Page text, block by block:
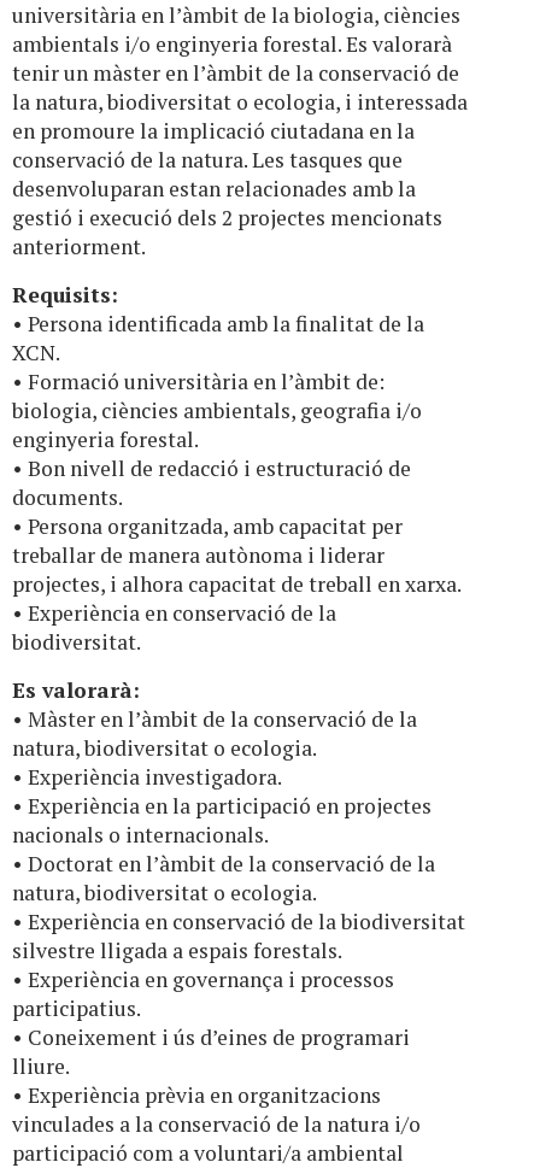
universitària en l’àmbit de la biologia, ciències
ambientals i/o enginyeria forestal. Es valorarà
tenir un màster en l’àmbit de la conservació de
la natura, biodiversitat o ecologia, i interessada
en promoure la implicació ciutadana en la
conservació de la natura. Les tasques que
desenvoluparan estan relacionades amb la
gestió i execució dels 2 projectes mencionats
anteriorment.
Requisits:
• Persona identificada amb la finalitat de la
XCN.
• Formació universitària en l’àmbit de:
biologia, ciències ambientals, geografia i/o
enginyeria forestal.
• Bon nivell de redacció i estructuració de
documents.
• Persona organitzada, amb capacitat per
treballar de manera autònoma i liderar
projectes, i alhora capacitat de treball en xarxa.
• Experiència en conservació de la
biodiversitat.
Es valorarà:
• Màster en l’àmbit de la conservació de la
natura, biodiversitat o ecologia.
• Experiència investigadora.
• Experiència en la participació en projectes
nacionals o internacionals.
• Doctorat en l’àmbit de la conservació de la
natura, biodiversitat o ecologia.
• Experiència en conservació de la biodiversitat
silvestre lligada a espais forestals.
• Experiència en governança i processos
participatius.
• Coneixement i ús d’eines de programari
lliure.
• Experiència prèvia en organitzacions
vinculades a la conservació de la natura i/o
participació com a voluntari/a ambiental